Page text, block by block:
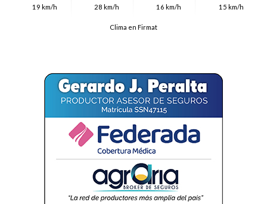
19 km/h 28 km/h 16 km/h 15 km/h
Clima en Firmat